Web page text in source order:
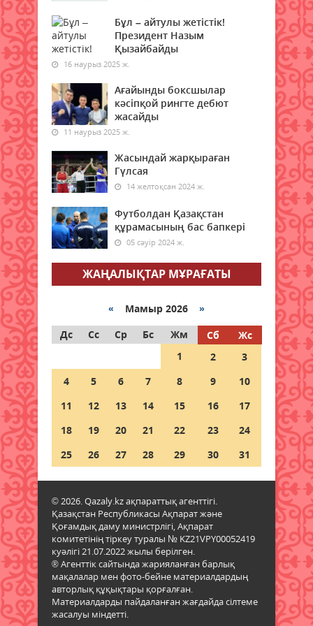
керек? Бұрынғы министр кеңес
берді
08 тамыз 2026 ж. 61
Қазақстанның бірқатар
өңірлеріне аптап ыстық қайта
оралады - синоптиктер
08 тамыз 2026 ж.
Елімізде бір тәулікте үш орман
өрті тіркелді
08 тамыз 2026 ж.
Синоптиктер Астана мен
Алматыда аптап ыстық
болатынын ескертті
орман өрті тіркелді
08 тамыз 2026 ж. 66
Ғалымдар отбасында нешінші
болып туғаныңыз өміріңізге
қалай әсер ететінін айтты
08 тамыз 2026 ж.
1 қыркүйектен бастап жаңа
шектеу: Қазақстанға қандай
көліктерді әкелуге тыйым
08 тамыз 2026 ж.
Гранттан қағылған
талапкерлерге тағы бір
мүмкіндік: 4 мыңнан астам грант
бар
08 тамыз 2026 ж. 58
Азаматтық белсенділік – ел
Бұл – айтулы жетістік!
Президент Назым
Қызайбайды
16 наурыз 2025 ж.
Ағайынды боксшылар
кәсіпқой рингте дебют
жасайды
11 наурыз 2025 ж.
Жасындай жарқыраған
Гүлсая
14 желтоқсан 2024 ж.
Футболдан Қазақстан
құрамасының бас бапкері
05 сәуір 2024 ж.
ЖАҢАЛЫҚТАР МҰРАҒАТЫ
« Мамыр 2026 »
Дс
Сс Ср Бс Жм Сб
Жс
1
2
3
4
5 6 7 8 9
10
11
12 13 14 15 16
17
18
19 20 21 22 23
24
25
26 27 28 29 30 31
© 2026. Qazaly.kz ақпараттық агенттігі.
Қазақстан Республикасы Ақпарат және
Қоғамдық даму министрлігі, Ақпарат
комитетінің тіркеу туралы № KZ21VPY00052419
куәлігі 21.07.2022 жылы берілген.
® Агенттік сайтында жарияланған барлық
мақалалар мен фото-бейне материалдардың
авторлық құқықтары қорғалған.
Материалдарды пайдаланған жағдайда сілтеме
жасалуы міндетті.